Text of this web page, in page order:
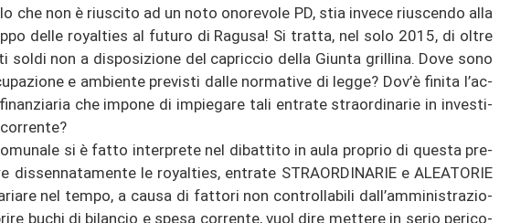
che non è rius­ci­to ad un noto ono­revo­le PD, stia in­ve­ce rius­cen­do alla
delle royal­ties al fu­tu­ro di Ra­gu­sa! Si tr­at­ta, nel solo 2015, di oltre
soldi non a dis­po­si­zio­ne del ca­pric­cio della Giun­ta gril­li­na. Dove sono
e amb­ien­te pre­vis­ti dalle nor­ma­ti­ve di legge? Dov’è fi­ni­ta l’ac­
che im­po­ne di im­pie­ga­re tali en­tra­te stra­or­di­na­rie in in­ves­ti­
si è fatto in­ter­pre­te nel dibat­ti­to in aula pro­prio di ques­ta pre­
dis­sen­na­ta­men­te le royal­ties, en­tra­te STRA­OR­DI­NA­RIE e ALEA­TO­RIE
nel tempo, a causa di fat­to­ri non con­trol­la­bi­li dall’am­mi­nis­tra­zio­
buchi di bi­lan­cio e spesa cor­ren­te, vuol dire met­te­re in serio peri­co­